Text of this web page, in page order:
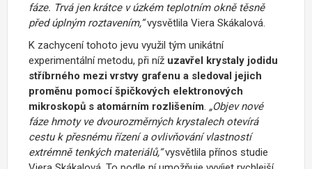
fáze. Trvá jen krátce v úzkém teplotním okně těsně
před úplným roztavením,“vysvětlila Viera Skákalová.
K zachycení tohoto jevu využil tým unikátní
experimentální metodu, při níž uzavřel krystaly jodidu
stříbrného mezi vrstvy grafenu a sledoval jejich
proměnu pomocí špičkových elektronových
mikroskopů s atomárním rozlišením. „Objev nové
fáze hmoty ve dvourozměrných krystalech otevírá
cestu k přesnému řízení a ovlivňování vlastností
extrémně tenkých materiálů,“vysvětlila přínos studie